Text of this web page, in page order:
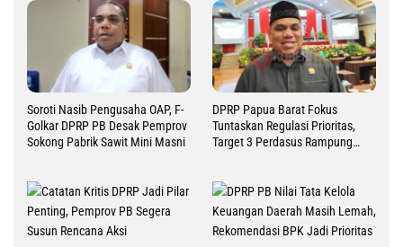
Soroti Nasib Pengusaha OAP, F-
Golkar DPRP PB Desak Pemprov
Sokong Pabrik Sawit Mini Masni
DPRP Papua Barat Fokus
Tuntaskan Regulasi Prioritas,
Target 3 Perdasus Rampung